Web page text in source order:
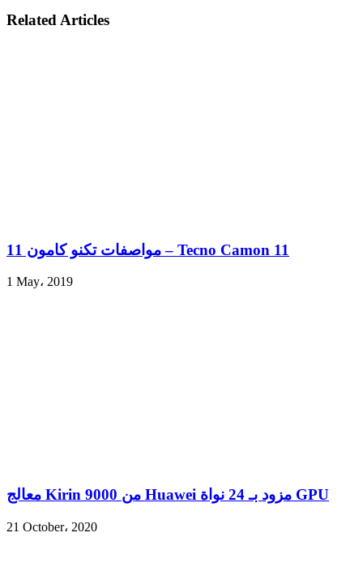
Related Articles
مواصفات تكنو كامون 11 – Tecno Camon 11
1 May، 2019
معالج Kirin 9000 من Huawei مزود بـ 24 نواة GPU
21 October، 2020